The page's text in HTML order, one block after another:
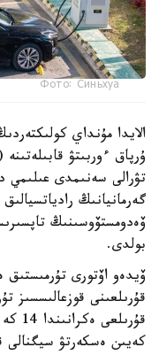
Фото: Синьхуа
الايدا مۇنداي
ۇرپاق ءوربىتۋ
تۋرالى سەنىمدى عىلىمي
گەرمانيانىڭ
ۆەدومستۆوسىنىڭ
بولدى.
ۆيدەو اۆتورى تۇرمىستىق
قۇرىلعىنى قوزعالىسسىز
كەيىن ەسكەرتۋ سيگنالى